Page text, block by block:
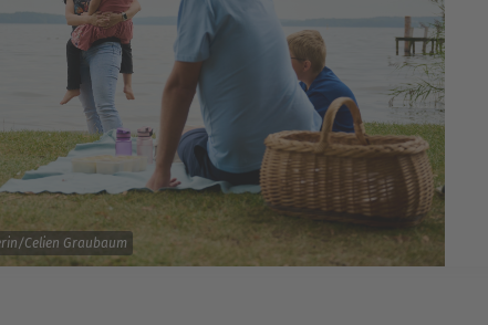
Celien Graubaum